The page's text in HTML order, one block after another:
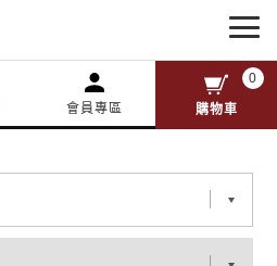
會員專區
0
購物車